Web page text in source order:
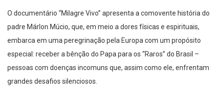
O documentário “Milagre Vivo” apresenta a comovente história do
padre Márlon Múcio, que, em meio a dores físicas e espirituais,
embarca em uma peregrinação pela Europa com um propósito
especial: receber a bênção do Papa para os “Raros” do Brasil –
pessoas com doenças incomuns que, assim como ele, enfrentam
grandes desafios silenciosos.